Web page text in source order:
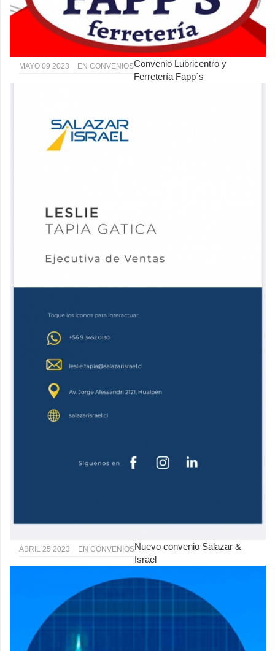
MAYO 09 2023 EN CONVENIOSConvenio Lubricentro y
Ferretería Fapp´s
ABRIL 25 2023 EN CONVENIOSNuevo convenio Salazar &
Israel